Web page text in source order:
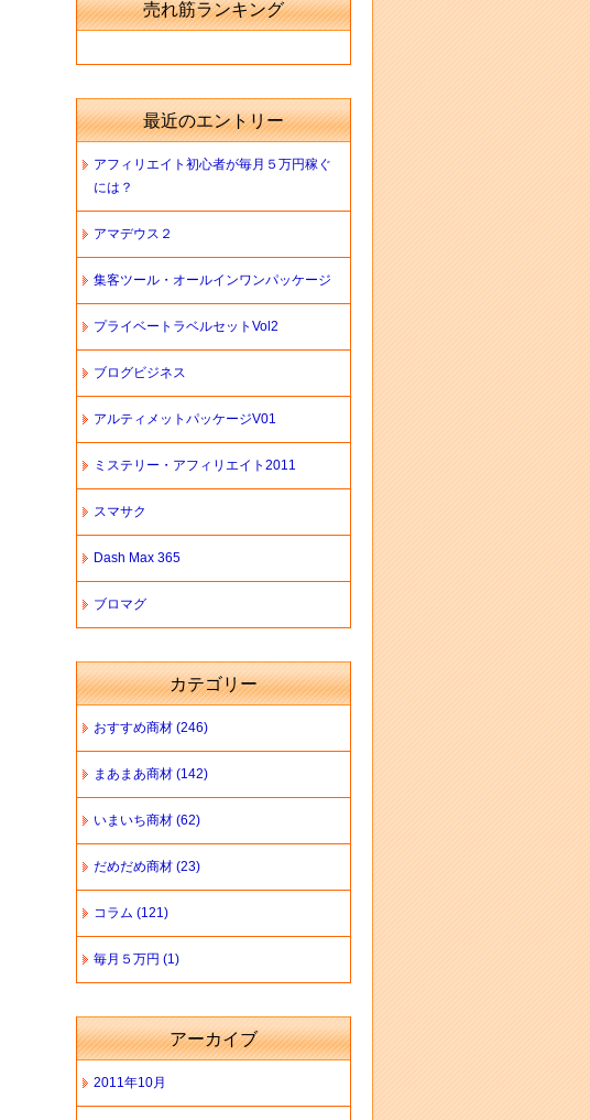
売れ筋ランキング
最近のエントリー
アフィリエイト初心者が毎月５万円稼ぐ
には？
アマデウス２
集客ツール・オールインワンパッケージ
プライベートラベルセットVol2
ブログビジネス
アルティメットパッケージV01
ミステリー・アフィリエイト2011
スマサク
Dash Max 365
ブロマグ
カテゴリー
おすすめ商材 (246)
まあまあ商材 (142)
いまいち商材 (62)
だめだめ商材 (23)
コラム (121)
毎月５万円 (1)
アーカイブ
2011年10月